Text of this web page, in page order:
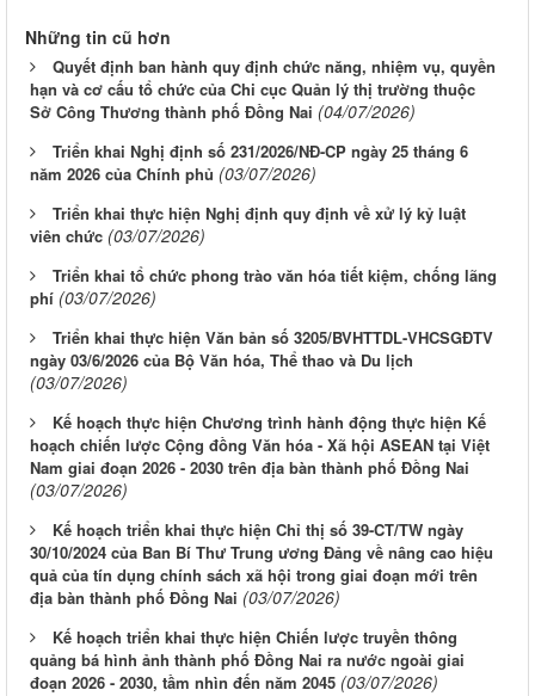
Những tin cũ hơn
Quyết định ban hành quy định chức năng, nhiệm vụ, quyền
hạn và cơ cấu tổ chức của Chi cục Quản lý thị trường thuộc
Sở Công Thương thành phố Đồng Nai (04/07/2026)
Triển khai Nghị định số 231/2026/NĐ-CP ngày 25 tháng 6
năm 2026 của Chính phủ (03/07/2026)
Triển khai thực hiện Nghị định quy định về xử lý kỷ luật
viên chức (03/07/2026)
Triển khai tổ chức phong trào văn hóa tiết kiệm, chống lãng
phí (03/07/2026)
Triển khai thực hiện Văn bản số 3205/BVHTTDL-VHCSGĐTV
ngày 03/6/2026 của Bộ Văn hóa, Thể thao và Du lịch
(03/07/2026)
Kế hoạch thực hiện Chương trình hành động thực hiện Kế
hoạch chiến lược Cộng đồng Văn hóa - Xã hội ASEAN tại Việt
Nam giai đoạn 2026 - 2030 trên địa bàn thành phố Đồng Nai
(03/07/2026)
Kế hoạch triển khai thực hiện Chỉ thị số 39-CT/TW ngày
30/10/2024 của Ban Bí Thư Trung ương Đảng về nâng cao hiệu
quả của tín dụng chính sách xã hội trong giai đoạn mới trên
địa bàn thành phố Đồng Nai (03/07/2026)
Kế hoạch triển khai thực hiện Chiến lược truyền thông
quảng bá hình ảnh thành phố Đồng Nai ra nước ngoài giai
đoạn 2026 - 2030, tầm nhìn đến năm 2045 (03/07/2026)